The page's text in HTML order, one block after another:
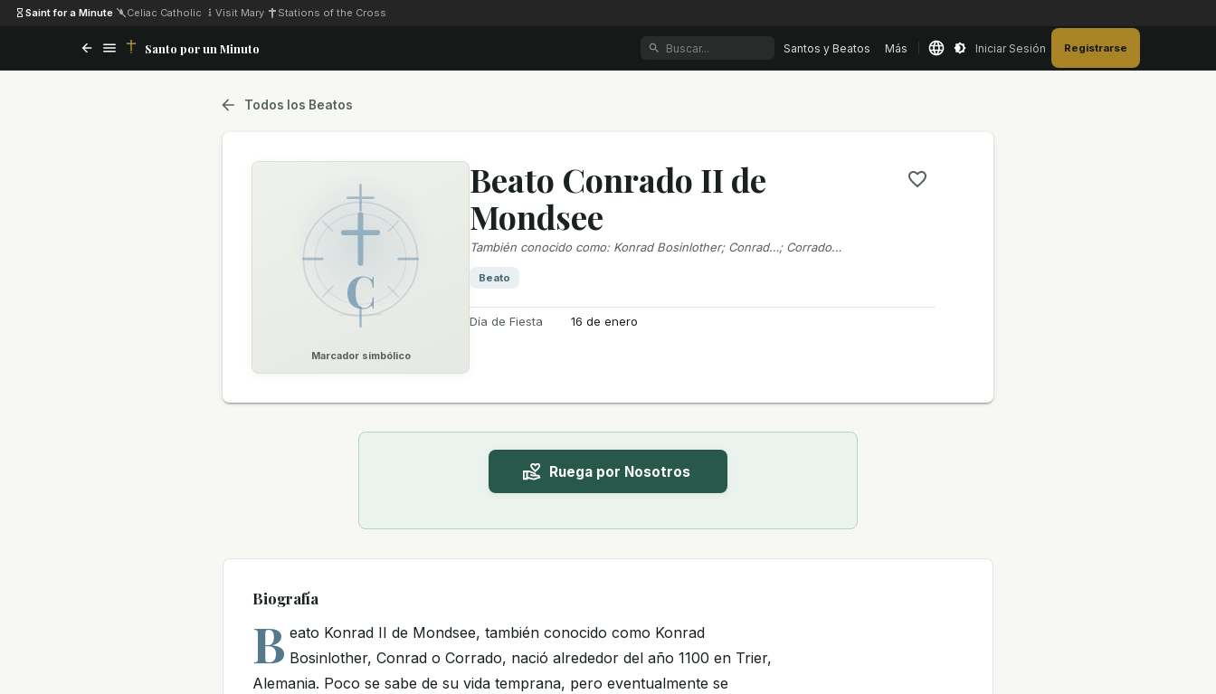
Saint for a Minute Celiac Catholic Visit Mary Stations of the Cross
Santo por un Minuto Santos y Beatos Más Iniciar Sesión Registrarse
Todos los Beatos
C
Marcador simbólico
Beato Conrado II de
Mondsee
También conocido como: Konrad Bosinlother; Conrad…; Corrado…
Beato
Día de Fiesta 16 de enero
Ruega por Nosotros
Biografía
B eato Konrad II de Mondsee, también conocido como Konrad
Bosinlother, Conrad o Corrado, nació alrededor del año 1100 en Trier,
Alemania. Poco se sabe de su vida temprana, pero eventualmente se